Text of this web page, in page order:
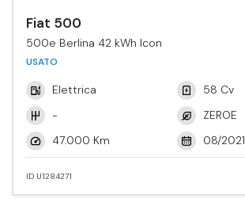
Fiat 500
500e Berlina 42 kWh Icon
USATO
Elettrica
58 Cv
-
ZEROE
47.000 Km
08/2021
ID U1284271